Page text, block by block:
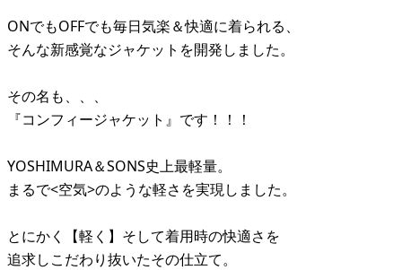
ONでもOFFでも毎日気楽＆快適に着られる、
そんな新感覚なジャケットを開発しました。
その名も、、、
『コンフィージャケット』です！！！
YOSHIMURA＆SONS史上最軽量。
まるで<空気>のような軽さを実現しました。
とにかく【軽く】そして着用時の快適さを
追求しこだわり抜いたその仕立て。